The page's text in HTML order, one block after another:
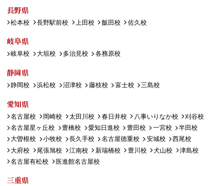
長野県
松本校 長野駅前校 上田校 飯田校 佐久校
岐阜県
岐阜校 大垣校 多治見校 各務原校
静岡県
静岡校 浜松校 沼津校 藤枝校 富士校 三島校
愛知県
名古屋校 岡崎校 太田川校 春日井校 八事いりなか校
刈谷校
名古屋星ヶ丘校
豊橋校 愛知日進校 豊田校 一宮校
半田校
大曽根校
小牧校 長久手校 名古屋徳重校 安城校
西尾校
大府校
尾張旭校 江南校 新瑞橋校 豊川校 犬山校
津島校
名古屋有松校
医進館名古屋校
三重県